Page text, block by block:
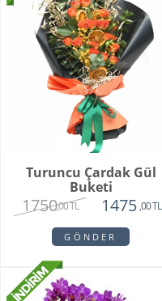
Turuncu Çardak Gül
Buketi
1750,00 TL 1475 ,00 TL
GÖNDER